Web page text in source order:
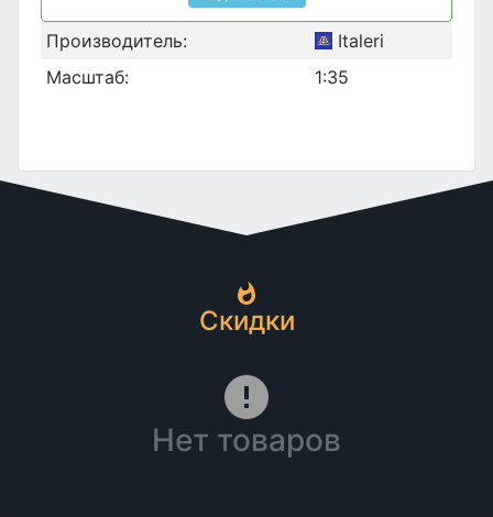
Производитель:
Italeri
Масштаб:
1:35
Скидки
Нет товаров